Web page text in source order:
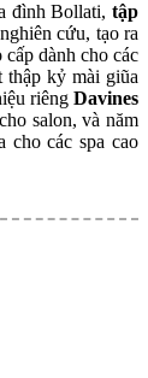
đình Bollati, tập
cứu, tạo ra
cấp dành cho các
thập kỷ mài giũa
riêng Davines
salon, và năm
cho các spa cao